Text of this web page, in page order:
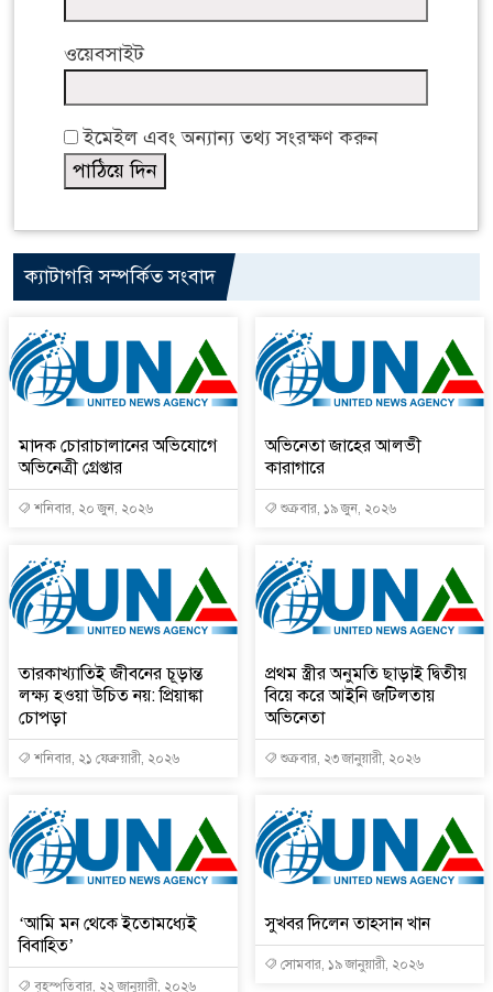
ওয়েবসাইট
ইমেইল এবং অন্যান্য তথ্য সংরক্ষণ করুন
ক্যাটাগরি সম্পর্কিত সংবাদ
মাদক চোরাচালানের অভিযোগে
অভিনেত্রী গ্রেপ্তার
শনিবার, ২০ জুন, ২০২৬
অভিনেতা জাহের আলভী
কারাগারে
শুক্রবার, ১৯ জুন, ২০২৬
তারকাখ্যাতিই জীবনের চূড়ান্ত
লক্ষ্য হওয়া উচিত নয়: প্রিয়াঙ্কা
চোপড়া
শনিবার, ২১ ফেব্রুয়ারী, ২০২৬
প্রথম স্ত্রীর অনুমতি ছাড়াই দ্বিতীয়
বিয়ে করে আইনি জটিলতায়
অভিনেতা
শুক্রবার, ২৩ জানুয়ারী, ২০২৬
‘আমি মন থেকে ইতোমধ্যেই
বিবাহিত’
বৃহস্পতিবার, ২২ জানুয়ারী, ২০২৬
সুখবর দিলেন তাহসান খান
সোমবার, ১৯ জানুয়ারী, ২০২৬